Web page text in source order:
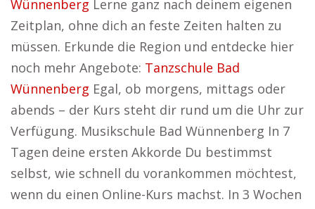
Wünnenberg Lerne ganz nach deinem eigenen
Zeitplan, ohne dich an feste Zeiten halten zu
müssen. Erkunde die Region und entdecke hier
noch mehr Angebote: Tanzschule Bad
Wünnenberg Egal, ob morgens, mittags oder
abends – der Kurs steht dir rund um die Uhr zur
Verfügung. Musikschule Bad Wünnenberg In 7
Tagen deine ersten Akkorde Du bestimmst
selbst, wie schnell du vorankommen möchtest,
wenn du einen Online-Kurs machst. In 3 Wochen